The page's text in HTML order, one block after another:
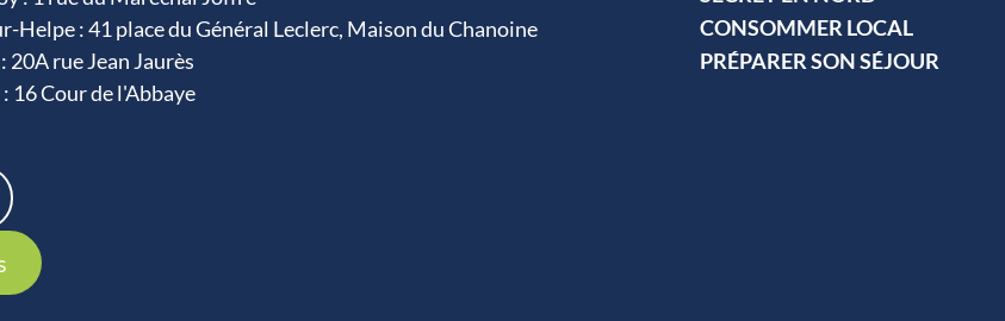
Helpe : 41 place du Général Leclerc, Maison du Chanoine
20A rue Jean Jaurès
16 Cour de l'Abbaye
CONSOMMER LOCAL
PRÉPARER SON SÉJOUR